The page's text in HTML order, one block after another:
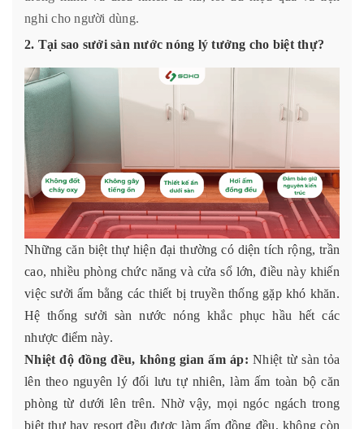
nghi cho người dùng.
2. Tại sao sưởi sàn nước nóng lý tưởng cho biệt thự?
Những căn biệt thự hiện đại thường có diện tích rộng, trần
cao, nhiều phòng chức năng và cửa sổ lớn, điều này khiến
việc sưởi ấm bằng các thiết bị truyền thống gặp khó khăn.
Hệ thống sưởi sàn nước nóng khắc phục hầu hết các
nhược điểm này.
Nhiệt độ đồng đều, không gian ấm áp: Nhiệt từ sàn tỏa
lên theo nguyên lý đối lưu tự nhiên, làm ấm toàn bộ căn
phòng từ dưới lên trên. Nhờ vậy, mọi ngóc ngách trong
biệt thự hay resort đều được làm ấm đồng đều, không còn